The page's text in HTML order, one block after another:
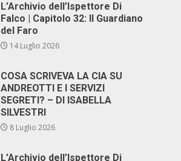
L’Archivio dell’Ispettore Di
Falco | Capitolo 32: Il Guardiano
del Faro
14 Luglio 2026
COSA SCRIVEVA LA CIA SU
ANDREOTTI E I SERVIZI
SEGRETI? – DI ISABELLA
SILVESTRI
8 Luglio 2026
L’Archivio dell’Ispettore Di